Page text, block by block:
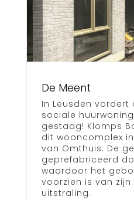
De Meent
In Leusden vordert
sociale
gestaag! Klomps
dit wooncomplex
van Omthuis. De
geprefabriceerd
waardoor het
voorzien is van zijn
uitstraling.